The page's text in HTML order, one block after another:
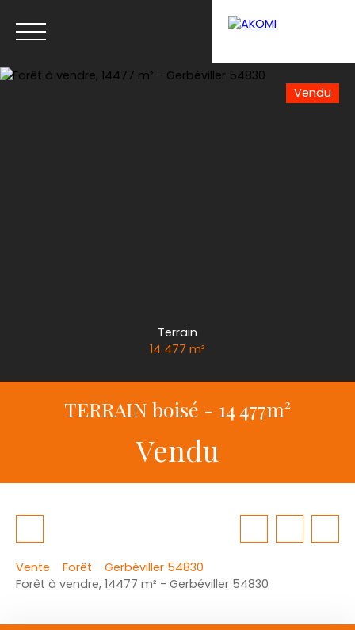
Vendu
Terrain
14 477 m²
TERRAIN boisé - 14 477m²
Vendu
Vente Forêt
Gerbéviller 54830
Forêt à vendre, 14477 m² - Gerbéviller 54830